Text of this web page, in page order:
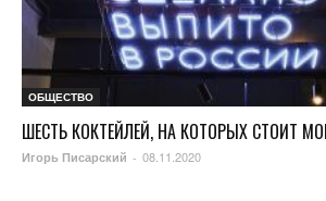
ОБЩЕСТВО
ШЕСТЬ КОКТЕЙЛЕЙ, НА КОТОРЫХ СТОИТ
Игорь Писарский - 08.11.2020